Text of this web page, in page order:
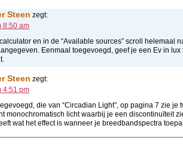
Steen zegt:
8:50 am
en in de “Available sources” scroll helemaal
Eenmaal toegevoegd, geef je een Ev in
Steen zegt:
4:51 pm
die van “Circadian Light”, op pagina 7 zie je
monochromatisch licht waarbij je een discontinuïteit
wat het effect is wanneer je breedbandspectra